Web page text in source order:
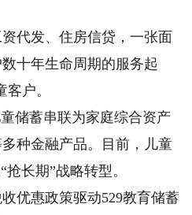
代发、住房信贷，一张面
十年生命周期的服务起
户。
储蓄串联为家庭综合资产
种金融产品。目前，儿童
长期”战略转型。
优惠政策驱动529教育储蓄